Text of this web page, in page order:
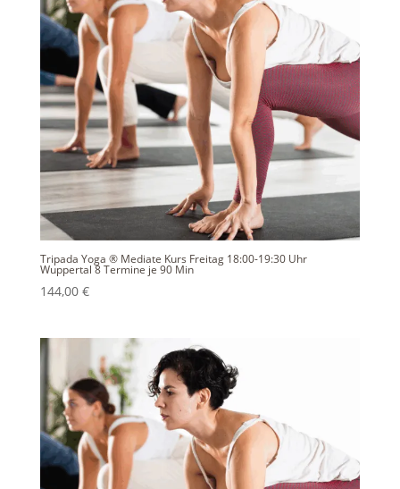
Tripada Yoga ® Mediate Kurs Freitag 18:00-19:30 Uhr
Wuppertal 8 Termine je 90 Min
144,00 €